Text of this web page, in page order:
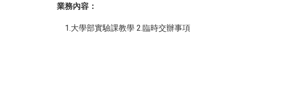
業務內容 ：
1.大學部實驗課教學 2.臨時交辦事項